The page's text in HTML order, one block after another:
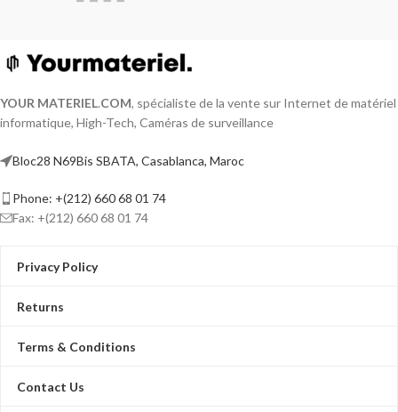
YOUR MATERIEL.COM, spécialiste de la vente sur Internet de matériel
informatique, High-Tech, Caméras de surveillance
Bloc28 N69Bis SBATA, Casablanca, Maroc
Phone: +(212) 660 68 01 74
Fax: +(212) 660 68 01 74
Privacy Policy
Returns
Terms & Conditions
Contact Us